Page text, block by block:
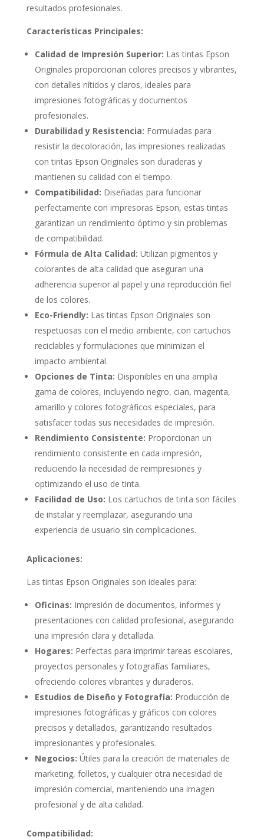
resultados profesionales.
Características Principales:
Calidad de Impresión Superior: Las tintas Epson
Originales proporcionan colores precisos y vibrantes,
con detalles nítidos y claros, ideales para
impresiones fotográficas y documentos
profesionales.
Durabilidad y Resistencia: Formuladas para
resistir la decoloración, las impresiones realizadas
con tintas Epson Originales son duraderas y
mantienen su calidad con el tiempo.
Compatibilidad: Diseñadas para funcionar
perfectamente con impresoras Epson, estas tintas
garantizan un rendimiento óptimo y sin problemas
de compatibilidad.
Fórmula de Alta Calidad: Utilizan pigmentos y
colorantes de alta calidad que aseguran una
adherencia superior al papel y una reproducción fiel
de los colores.
Eco-Friendly: Las tintas Epson Originales son
respetuosas con el medio ambiente, con cartuchos
reciclables y formulaciones que minimizan el
impacto ambiental.
Opciones de Tinta: Disponibles en una amplia
gama de colores, incluyendo negro, cian, magenta,
amarillo y colores fotográficos especiales, para
satisfacer todas sus necesidades de impresión.
Rendimiento Consistente: Proporcionan un
rendimiento consistente en cada impresión,
reduciendo la necesidad de reimpresiones y
optimizando el uso de tinta.
Facilidad de Uso: Los cartuchos de tinta son fáciles
de instalar y reemplazar, asegurando una
experiencia de usuario sin complicaciones.
Aplicaciones:
Las tintas Epson Originales son ideales para:
Oficinas: Impresión de documentos, informes y
presentaciones con calidad profesional, asegurando
una impresión clara y detallada.
Hogares: Perfectas para imprimir tareas escolares,
proyectos personales y fotografías familiares,
ofreciendo colores vibrantes y duraderos.
Estudios de Diseño y Fotografía: Producción de
impresiones fotográficas y gráficos con colores
precisos y detallados, garantizando resultados
impresionantes y profesionales.
Negocios: Útiles para la creación de materiales de
marketing, folletos, y cualquier otra necesidad de
impresión comercial, manteniendo una imagen
profesional y de alta calidad.
Compatibilidad: